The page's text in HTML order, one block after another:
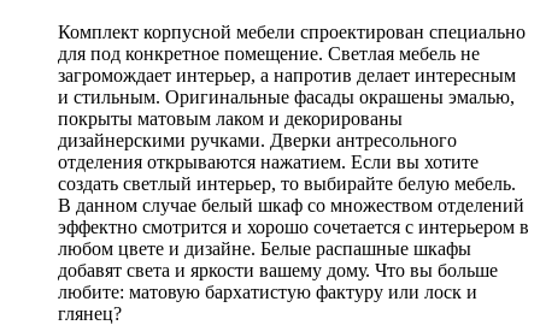
Комплект корпусной мебели спроектирован специально
для под конкретное помещение. Светлая мебель не
загромождает интерьер, а напротив делает интересным
и стильным. Оригинальные фасады окрашены эмалью,
покрыты матовым лаком и декорированы
дизайнерскими ручками. Дверки антресольного
отделения открываются нажатием. Если вы хотите
создать светлый интерьер, то выбирайте белую мебель.
В данном случае белый шкаф со множеством отделений
эффектно смотрится и хорошо сочетается с интерьером в
любом цвете и дизайне. Белые распашные шкафы
добавят света и яркости вашему дому. Что вы больше
любите: матовую бархатистую фактуру или лоск и
глянец?